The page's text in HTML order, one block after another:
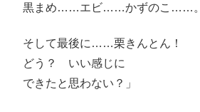
黒まめ……エビ……かずのこ……。
そして最後に……栗きんとん！
どう？ いい感じに
できたと思わない？」